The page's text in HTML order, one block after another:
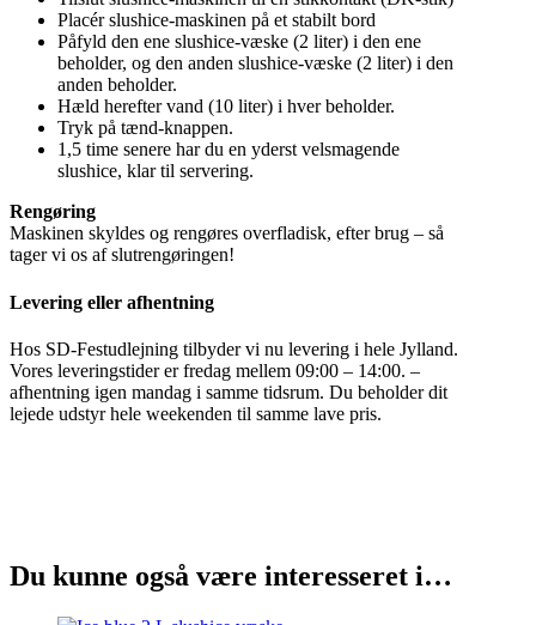
Placér slushice-maskinen på et stabilt bord
Påfyld den ene slushice-væske (2 liter) i den ene
beholder, og den anden slushice-væske (2 liter) i den
anden beholder.
Hæld herefter vand (10 liter) i hver beholder.
Tryk på tænd-knappen.
1,5 time senere har du en yderst velsmagende
slushice, klar til servering.
Rengøring
Maskinen skyldes og rengøres overfladisk, efter brug – så
tager vi os af slutrengøringen!
Levering eller afhentning
Hos SD-Festudlejning tilbyder vi nu levering i hele Jylland.
Vores leveringstider er fredag mellem 09:00 – 14:00. –
afhentning igen mandag i samme tidsrum. Du beholder dit
lejede udstyr hele weekenden til samme lave pris.
Du kunne også være interesseret i…